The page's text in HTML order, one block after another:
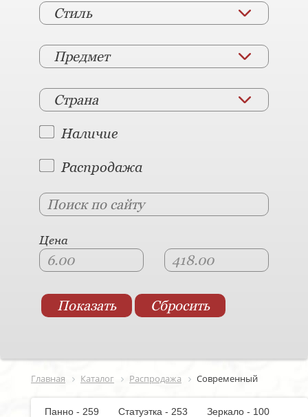
Стиль
Предмет
Страна
Наличие
Распродажа
Цена
Главная Каталог Распродажа Современный
Панно - 259 Статуэтка - 253
Зеркало - 100